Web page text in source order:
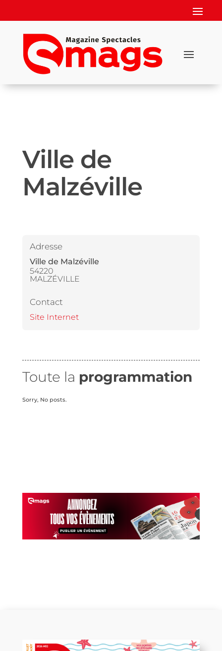
Ville de
Malzéville
Adresse
Ville de Malzéville
54220
MALZÉVILLE
Contact
Site Internet
Toute la programmation
Sorry, No posts.